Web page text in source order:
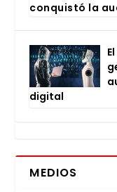
con­quis­tó la
digi­tal
MEDIOS